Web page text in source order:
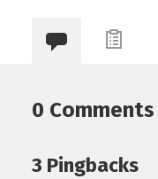
0 Comments
3 Pingbacks